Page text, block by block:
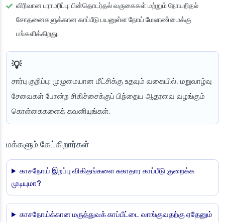
விரிவான பராமரிப்பு: பின்தொடர்தல் வருகைகள் மற்றும் நோயறிதல்
சோதனைகளுக்கான காப்பீடு பயனுள்ள நோய் மேலாண்மைக்கு
பங்களிக்கிறது.
சார்பு குறிப்பு: முழுமையான மீட்சிக்கு உதவும் வகையில், மறுவாழ்வு
சேவைகள் போன்ற சிகிச்சைக்குப் பிந்தைய ஆதரவை வழங்கும்
கொள்கைகளைக் கவனியுங்கள்.
மக்களும் கேட்கிறார்கள்
காசநோய் இறப்பு விகிதங்களை சுகாதார காப்பீடு குறைக்க
முடியுமா?
காசநோய்க்கான மருத்துவக் காப்பீட்டை வாங்குவதற்கு ஏதேனும்